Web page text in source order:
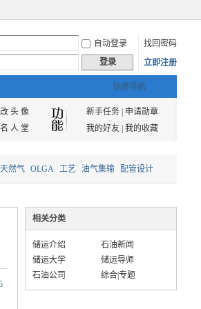
自动登录
找回密码
登录
立即注册
快捷导航
改 头 像 新手任务|
申请勋章
名 人 堂
我的好友| 我的收藏
然气 OLGA 工艺 油气集输 配管设计
相关分类
储运介绍
石油新闻
储运大学
储运导师
石油公司
综合|专题